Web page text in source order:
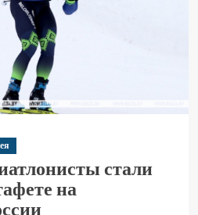
стали
на